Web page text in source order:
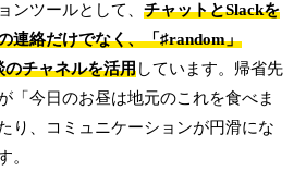
ンツールとして、チャットとSlackを
連絡だけでなく、「♯random」
チャネルを活用しています。帰省先
「今日のお昼は地元のこれを食べま
り、コミュニケーションが円滑にな
。